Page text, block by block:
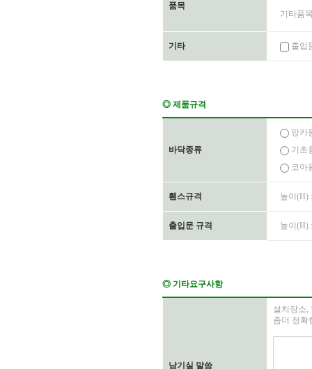
품목
기타품
기타 출입
◎ 제품규격
바닥종류
앙카
기초
코아
휀스규격 높이(H)
출입문 규격 높이(H)
◎ 기타요구사항
남기실 말씀
설치장소,
좀더 정확